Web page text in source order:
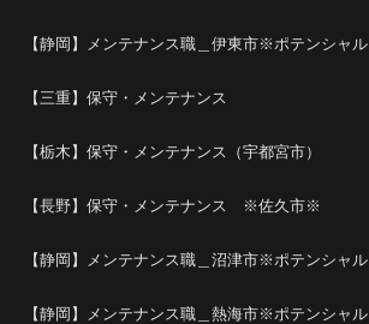
【静岡】メンテナンス職＿伊東市※ポテンシャル
【三重】保守・メンテナンス
【栃木】保守・メンテナンス（宇都宮市）
【長野】保守・メンテナンス ※佐久市※
【静岡】メンテナンス職＿沼津市※ポテンシャル
【静岡】メンテナンス職＿熱海市※ポテンシャル